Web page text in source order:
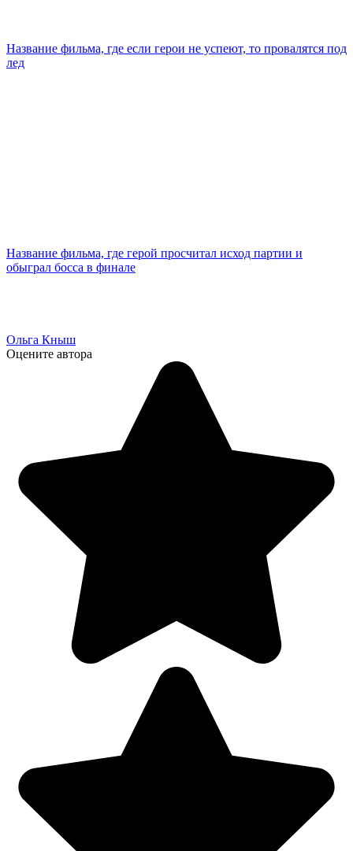
Название фильма, где если герои не успеют, то провалятся под
лед
Название фильма, где герой просчитал исход партии и
обыграл босса в финале
Ольга Кныш
Оцените автора